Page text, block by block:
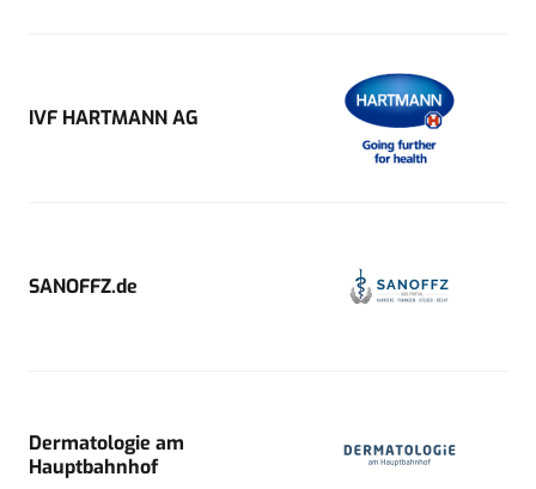
IVF HARTMANN AG
SANOFFZ.de
Dermatologie am
Hauptbahnhof